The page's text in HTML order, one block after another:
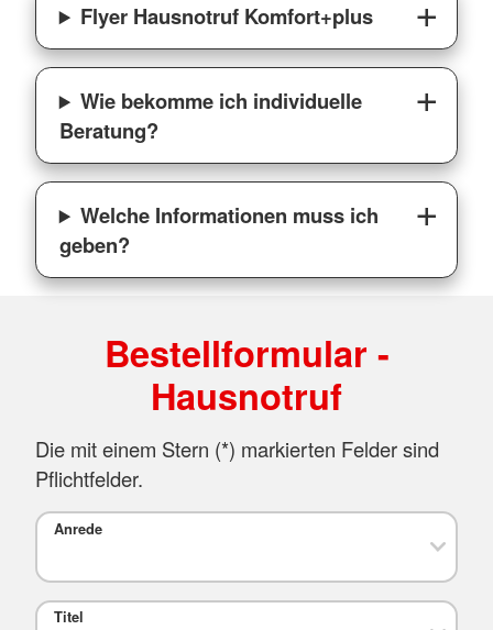
Flyer Hausnotruf Komfort+plus
Wie bekomme ich individuelle
Beratung?
Welche Informationen muss ich
geben?
Bestellformular -
Hausnotruf
Die mit einem Stern (*) markierten Felder sind
Pflichtfelder.
Anrede
Titel